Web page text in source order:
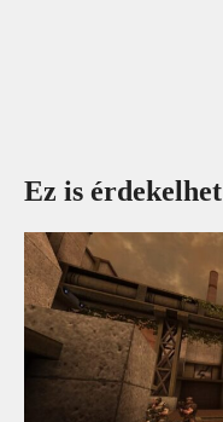
Ez is érdekelhet